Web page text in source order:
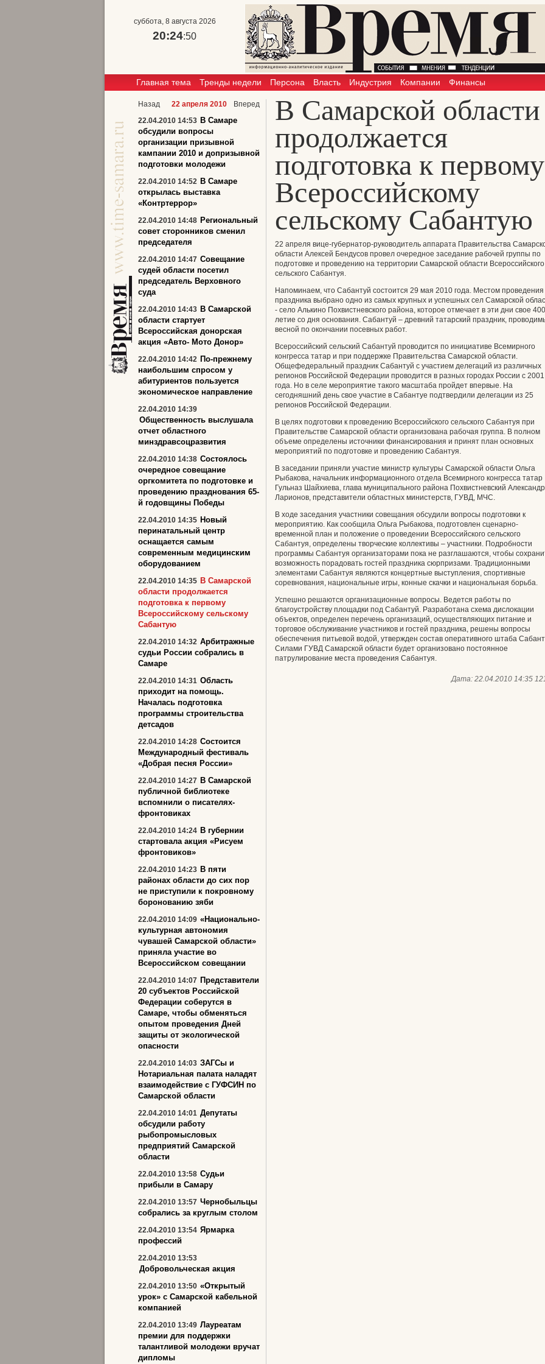
суббота, 8 августа 2026
20:24:51
Главная тема Тренды недели Персона Власть Индустрия Компании Финансы
В Самарской области
продолжается
подготовка к первому
Всероссийскому
сельскому Сабантую
22 апреля вице-губернатор-руководитель аппарата Правительства
области Алексей Бендусов провел очередное заседание рабочей группы по
подготовке и проведению на территории Самарской области Всероссийского
сельского Сабантуя.
Напоминаем, что Сабантуй состоится 29 мая 2010 года. Местом проведения
праздника выбрано одно из самых крупных и успешных сел Самарской
- село Алькино Похвистневского района, которое отмечает в эти дни свое
летие со дня основания. Сабантуй – древний татарский праздник,
весной по окончании посевных работ.
Всероссийский сельский Сабантуй проводится по инициативе Всемирного
конгресса татар и при поддержке Правительства Самарской области.
Общефедеральный праздник Сабантуй с участием делегаций из различных
регионов Российской Федерации проводится в разных городах России с 2001
года. Но в селе мероприятие такого масштаба пройдет впервые. На
сегодняшний день свое участие в Сабантуе подтвердили делегации из 25
регионов Российской Федерации.
В целях подготовки к проведению Всероссийского сельского Сабантуя при
Правительстве Самарской области организована рабочая группа. В полном
объеме определены источники финансирования и принят план основных
мероприятий по подготовке и проведению Сабантуя.
В заседании приняли участие министр культуры Самарской области Ольга
Рыбакова, начальник информационного отдела Всемирного конгресса татар
Гульназ Шайхиева, глава муниципального района Похвистневский Александр
Ларионов, представители областных министерств, ГУВД, МЧС.
В ходе заседания участники совещания обсудили вопросы подготовки к
мероприятию. Как сообщила Ольга Рыбакова, подготовлен сценарно-
временной план и положение о проведении Всероссийского сельского
Сабантуя, определены творческие коллективы – участники. Подробности
программы Сабантуя организаторами пока не разглашаются, чтобы
возможность порадовать гостей праздника сюрпризами. Традиционными
элементами Сабантуя являются концертные выступления, спортивные
соревнования, национальные игры, конные скачки и национальная борьба.
Успешно решаются организационные вопросы. Ведется работы по
благоустройству площадки под Сабантуй. Разработана схема дислокации
объектов, определен перечень организаций, осуществляющих питание и
торговое обслуживание участников и гостей праздника, решены вопросы
обеспечения питьевой водой, утвержден состав оперативного штаба
Силами ГУВД Самарской области будет организовано постоянное
патрулирование места проведения Сабантуя.
Дата: 22.04.2010 14:35
Назад 22 апреля 2010
Вперед
22.04.2010 14:53 В Самаре
обсудили вопросы
организации призывной
кампании 2010 и допризывной
подготовки молодежи
22.04.2010 14:52 В Самаре
открылась выставка
«Контртеррор»
22.04.2010 14:48 Региональный
совет сторонников сменил
председателя
22.04.2010 14:47 Совещание
судей области посетил
председатель Верховного
суда
22.04.2010 14:43 В Самарской
области стартует
Всероссийская донорская
акция «Авто- Мото Донор»
22.04.2010 14:42 По-прежнему
наибольшим спросом у
абитуриентов пользуется
экономическое направление
22.04.2010 14:39
Общественность выслушала
отчет областного
минздравсоцразвития
22.04.2010 14:38 Состоялось
очередное совещание
оргкомитета по подготовке и
проведению празднования 65-
й годовщины Победы
22.04.2010 14:35 Новый
перинатальный центр
оснащается самым
современным медицинским
оборудованием
22.04.2010 14:35 В Самарской
области продолжается
подготовка к первому
Всероссийскому сельскому
Сабантую
22.04.2010 14:32 Арбитражные
судьи России собрались в
Самаре
22.04.2010 14:31 Область
приходит на помощь.
Началась подготовка
программы строительства
детсадов
22.04.2010 14:28 Состоится
Международный фестиваль
«Добрая песня России»
22.04.2010 14:27 В Самарской
публичной библиотеке
вспомнили о писателях-
фронтовиках
22.04.2010 14:24 В губернии
стартовала акция «Рисуем
фронтовиков»
22.04.2010 14:23 В пяти
районах области до сих пор
не приступили к покровному
боронованию зяби
22.04.2010 14:09 «Национально-
культурная автономия
чувашей Самарской области»
приняла участие во
Всероссийском совещании
22.04.2010 14:07 Представители
20 субъектов Российской
Федерации соберутся в
Самаре, чтобы обменяться
опытом проведения Дней
защиты от экологической
опасности
22.04.2010 14:03 ЗАГСы и
Нотариальная палата наладят
взаимодействие с ГУФСИН по
Самарской области
22.04.2010 14:01 Депутаты
обсудили работу
рыбопромысловых
предприятий Самарской
области
22.04.2010 13:58 Судьи
прибыли в Самару
22.04.2010 13:57 Чернобыльцы
собрались за круглым столом
22.04.2010 13:54 Ярмарка
профессий
22.04.2010 13:53
Добровольческая акция
22.04.2010 13:50 «Открытый
урок» с Самарской кабельной
компанией
22.04.2010 13:49 Лауреатам
премии для поддержки
талантливой молодежи вручат
дипломы